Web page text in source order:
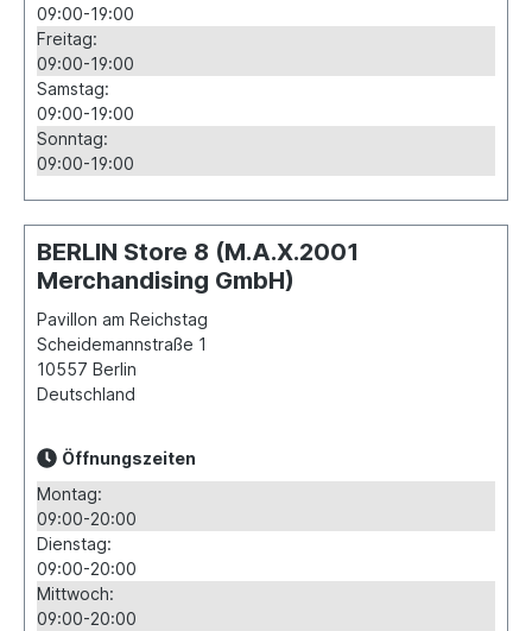
09:00-19:00
Freitag:
09:00-19:00
Samstag:
09:00-19:00
Sonntag:
09:00-19:00
BERLIN Store 8 (M.A.X.2001
Merchandising GmbH)
Pavillon am Reichstag
Scheidemannstraße 1
10557 Berlin
Deutschland
Öffnungszeiten
Montag:
09:00-20:00
Dienstag:
09:00-20:00
Mittwoch:
09:00-20:00